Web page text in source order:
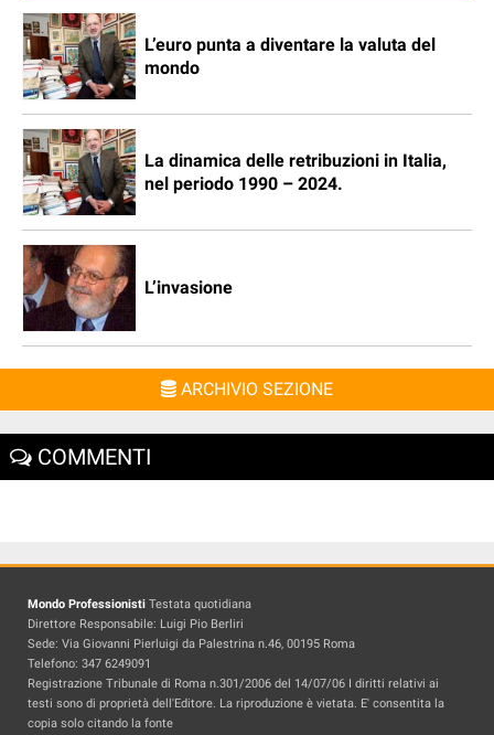
L’euro punta a diventare la valuta del
mondo
La dinamica delle retribuzioni in Italia,
nel periodo 1990 – 2024.
L’invasione
ARCHIVIO SEZIONE
COMMENTI
Mondo Professionisti Testata quotidiana
Direttore Responsabile: Luigi Pio Berliri
Sede: Via Giovanni Pierluigi da Palestrina n.46, 00195 Roma
Telefono: 347 6249091
Registrazione Tribunale di Roma n.301/2006 del 14/07/06 I diritti relativi ai
testi sono di proprietà dell'Editore. La riproduzione è vietata. E' consentita la
copia solo citando la fonte